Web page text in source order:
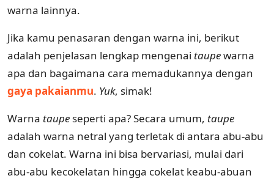
warna lainnya.
Jika kamu penasaran dengan warna ini, berikut
adalah penjelasan lengkap mengenai taupewarna
apa dan bagaimana cara memadukannya dengan
gaya pakaianmu. Yuk, simak!
Warna taupe seperti apa? Secara umum, taupe
adalah warna netral yang terletak di antara abu-abu
dan cokelat. Warna ini bisa bervariasi, mulai dari
abu-abu kecokelatan hingga cokelat keabu-abuan